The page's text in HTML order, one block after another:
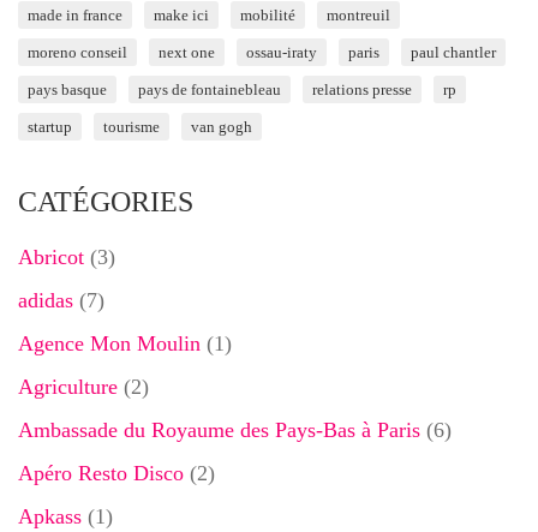
made in france make ici mobilité montreuil
moreno conseil next one ossau-iraty paris paul chantler
pays basque pays de fontainebleau relations presse rp
startup tourisme van gogh
CATÉGORIES
Abricot (3)
adidas (7)
Agence Mon Moulin (1)
Agriculture (2)
Ambassade du Royaume des Pays-Bas à Paris (6)
Apéro Resto Disco (2)
Apkass (1)